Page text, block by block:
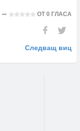
ОТ0 ГЛАСА
Следващ виц